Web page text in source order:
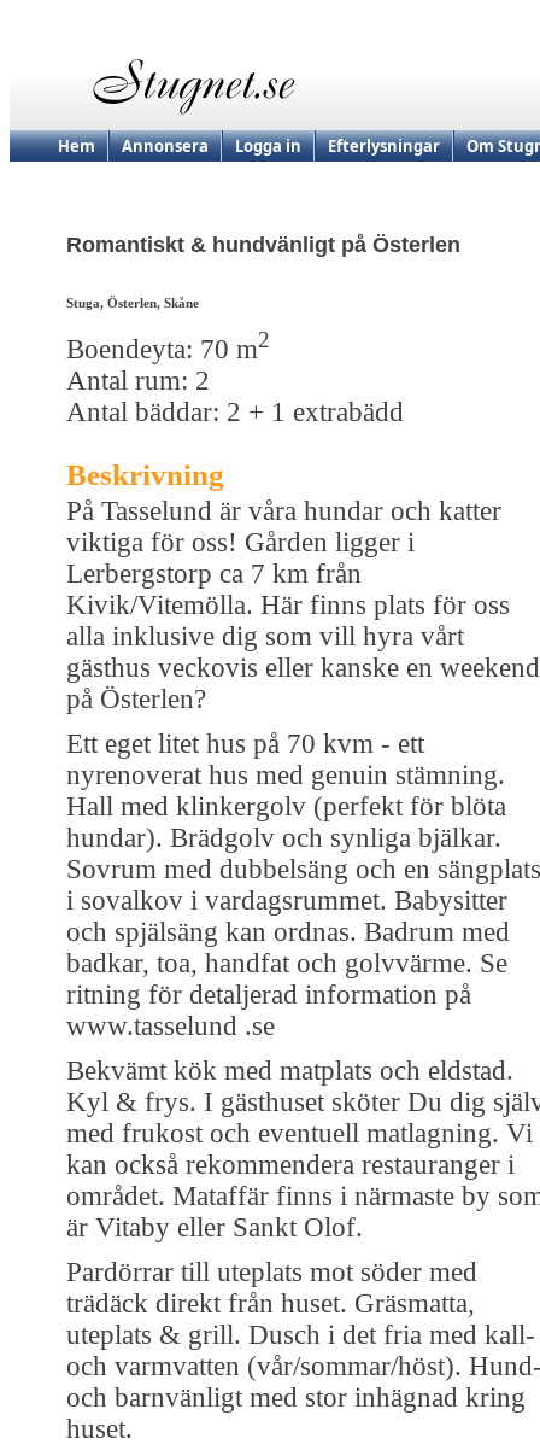
Hem Annonsera Logga in Efterlysningar Om
Romantiskt & hundvänligt på Österlen
Stuga, Österlen, Skåne
Boendeyta: 70 m2
Antal rum: 2
Antal bäddar: 2 + 1 extrabädd
Beskrivning
På Tasselund är våra hundar och katter
viktiga för oss! Gården ligger i
Lerbergstorp ca 7 km från
Kivik/Vitemölla. Här finns plats för oss
alla inklusive dig som vill hyra vårt
gästhus veckovis eller kanske en weekend
på Österlen?
Ett eget litet hus på 70 kvm - ett
nyrenoverat hus med genuin stämning.
Hall med klinkergolv (perfekt för blöta
hundar). Brädgolv och synliga bjälkar.
Sovrum med dubbelsäng och en sängplats
i sovalkov i vardagsrummet. Babysitter
och spjälsäng kan ordnas. Badrum med
badkar, toa, handfat och golvvärme. Se
ritning för detaljerad information på
www.tasselund .se
Bekvämt kök med matplats och eldstad.
Kyl & frys. I gästhuset sköter Du dig
med frukost och eventuell matlagning. Vi
kan också rekommendera restauranger i
området. Mataffär finns i närmaste by
är Vitaby eller Sankt Olof.
Pardörrar till uteplats mot söder med
trädäck direkt från huset. Gräsmatta,
uteplats & grill. Dusch i det fria med kall-
och varmvatten (vår/sommar/höst).
och barnvänligt med stor inhägnad kring
huset.